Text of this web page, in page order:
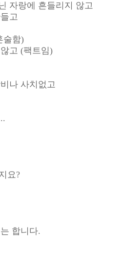
자랑에 흔들리지 않고
고
술함)
고 (팩트임)
나 사치없고
요?
합니다.